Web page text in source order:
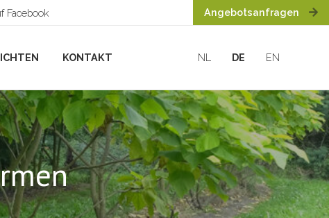
Facebook Angebotsanfragen
KONTAKT NL DE EN